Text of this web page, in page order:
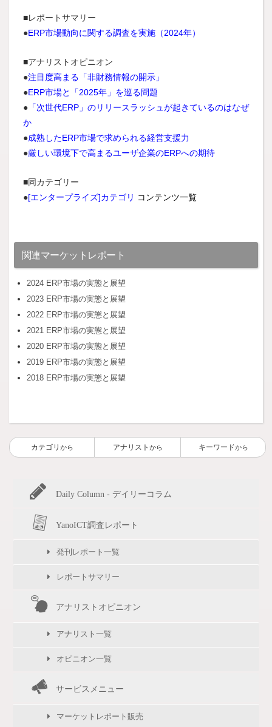
■レポートサマリー
●ERP市場動向に関する調査を実施（2024年）
■アナリストオピニオン
●注目度高まる「非財務情報の開示」
●ERP市場と「2025年」を巡る問題
●「次世代ERP」のリリースラッシュが起きているのはなぜ
か
●成熟したERP市場で求められる経営支援力
●厳しい環境下で高まるユーザ企業のERPへの期待
■同カテゴリー
●[エンタープライズ]カテゴリ コンテンツ一覧
関連マーケットレポート
2024 ERP市場の実態と展望
2023 ERP市場の実態と展望
2022 ERP市場の実態と展望
2021 ERP市場の実態と展望
2020 ERP市場の実態と展望
2019 ERP市場の実態と展望
2018 ERP市場の実態と展望
カテゴリ から アナリスト から キーワードから
Daily Column - デイリーコラム
YanoICT調査レポート
発刊レポート一覧
レポートサマリー
アナリストオピニオン
アナリスト一覧
オピニオン一覧
サービスメニュー
マーケットレポート販売